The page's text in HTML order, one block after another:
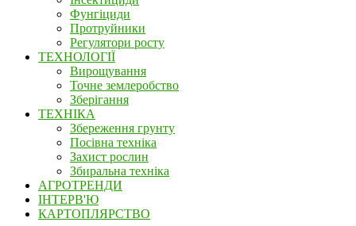
Фунгіциди
Протруйники
Регулятори росту
ТЕХНОЛОГІЇ
Вирощування
Точне землеробство
Зберігання
ТЕХНІКА
Збереження грунту
Посівна техніка
Захист рослин
Збиральна техніка
АГРОТРЕНДИ
ІНТЕРВ'Ю
КАРТОПЛЯРСТВО